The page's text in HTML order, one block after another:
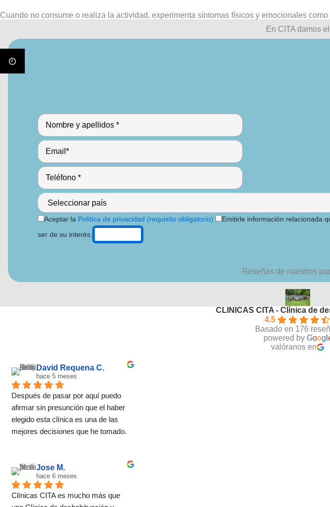
Cuando no consume o realiza la actividad, experimenta síntomas físicos y emocionales
En CITA damos
Aceptar la Política de privacidad (requisito obligatorio)
Emitirle información relacionada
ser de su interés.
Reseñas de nuestros
CLINICAS CITA - Clínica de
4.5
Basado en 176
powered by Goog
valóranos en
David Requena C.
hace 5 meses
Después de pasar por aquí puedo
afirmar sin presunción que el haber
elegido esta clínica es una de las
mejores decisiones que he tomado.
trata de ayudar a encontrar un estilo
de vida basado en el bienestar tanto
físico como mental en el que las
adicciones no tienen cabida. Para
Jose M.
hace 6 meses
Clínicas CITA es mucho más que